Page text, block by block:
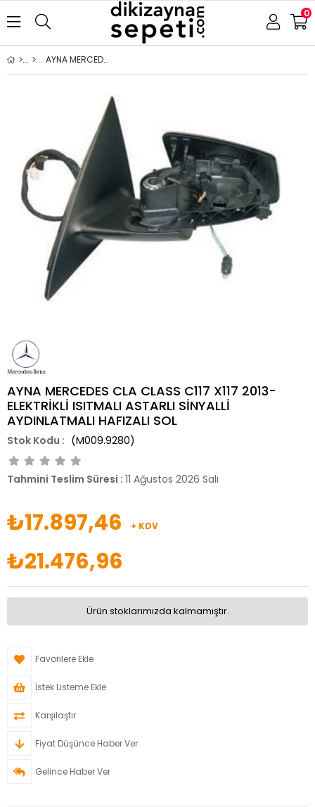
0
AYNA MERCEDES CLA CLASS C117 X117 2013- ELEKTRİKLİ ISITMALI ASTARLI SİNYALLİ AYDINLATMALI HAFIZALI SOL
AYNA MERCEDES CLA CLASS C117 X117 2013-
ELEKTRİKLİ ISITMALI ASTARLI SİNYALLİ
AYDINLATMALI HAFIZALI SOL
(M009.9280)
Tahmini Teslim Süresi : 11 Ağustos 2026 Salı
₺17.897,46 + KDV
₺21.476,96
Ürün stoklarımızda kalmamıştır.
Favorilere Ekle
İstek Listeme Ekle
Karşılaştır
Fiyat Düşünce Haber Ver
Gelince Haber Ver